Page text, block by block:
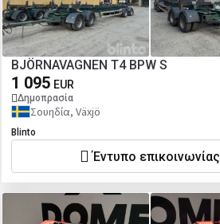
BJÖRNAVAGNEN T4 BPW S
1 095 EUR
Δημοπρασία
Σουηδία, Växjö
Blinto
Έντυπο επικοινωνίας